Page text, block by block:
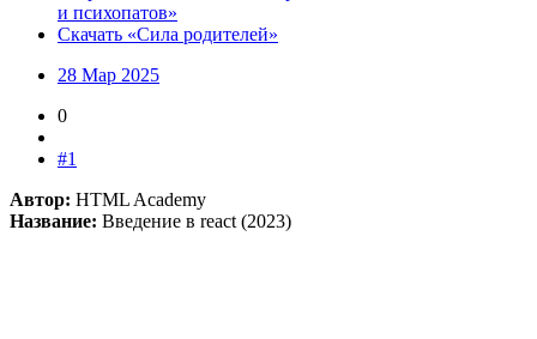
и психопатов»
Скачать «Сила родителей»
28 Мар 2025
0
#1
Автор: HTML Academy
Название: Введение в react (2023)